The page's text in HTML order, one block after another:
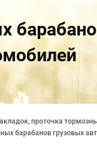
проточка
барабанов грузовых